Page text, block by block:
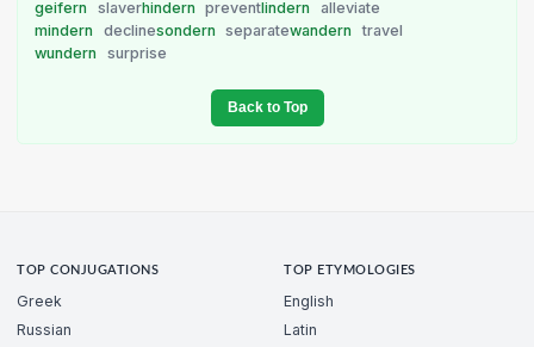
geifern slaverhindern preventlindern
alleviate
mindern
declinesondern separatewandern
travel
wundern
surprise
Back to Top
TOP CONJUGATIONS
Greek
Russian
TOP ETYMOLOGIES
English
Latin